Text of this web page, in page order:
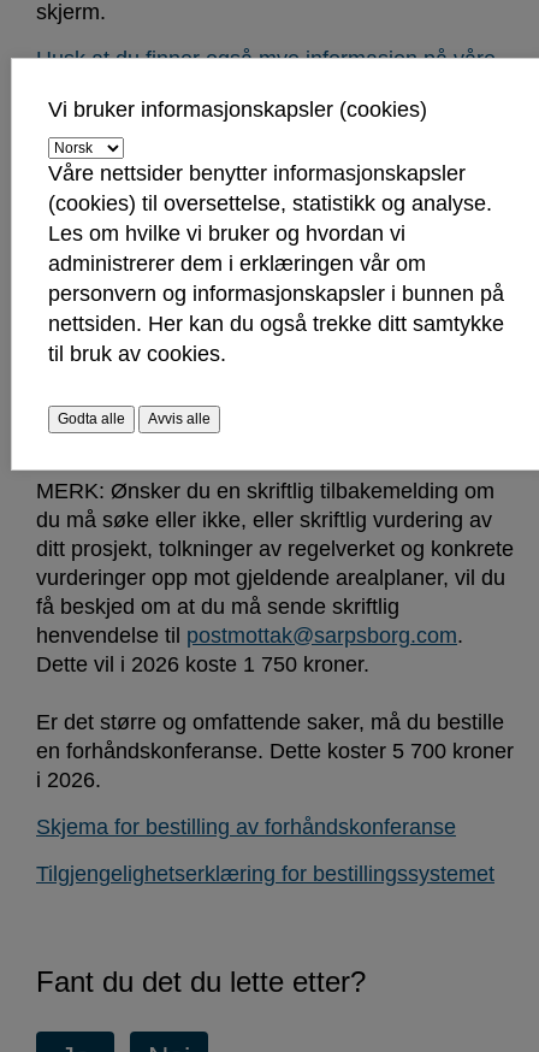
skjerm.
Husk at du finner også mye informasjon på våre
Avbestille byggesaksveiledning
Hvis du ikke kan møte til bestilt byggesakstime,
send e-post med avbestilling
tilavbestillbyggesak@sarpsborg.com.
ditt prosjekt?
MERK: Ønsker du en skriftlig tilbakemelding om
du må søke eller ikke, eller skriftlig vurdering av
ditt prosjekt, tolkninger av regelverket og konkrete
vurderinger opp mot gjeldende arealplaner, vil du
få beskjed om at du må sende skriftlig
henvendelse til postmottak@sarpsborg.com.
Dette vil i 2026 koste 1 750 kroner.
Er det større og omfattende saker, må du bestille
en forhåndskonferanse. Dette koster 5 700 kroner
i 2026.
Skjema for bestilling av forhåndskonferanse
Tilgjengelighetserklæring for bestillingssystemet
Fant du det du lette etter?
Vi bruker informasjonskapsler (cookies)
Våre nettsider benytter informasjonskapsler
(cookies) til oversettelse, statistikk og analyse.
Les om hvilke vi bruker og hvordan vi
administrerer dem i erklæringen vår om
personvern og informasjonskapsler i bunnen på
nettsiden. Her kan du også trekke ditt samtykke
til bruk av cookies.
Godta alle Avvis alle